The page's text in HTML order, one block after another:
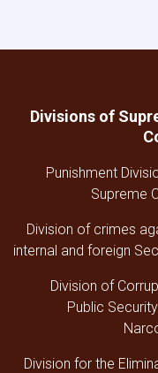
Divisions of
Punishment
Supreme
Division of crimes
internal and foreign
Division of
Public
Division for the